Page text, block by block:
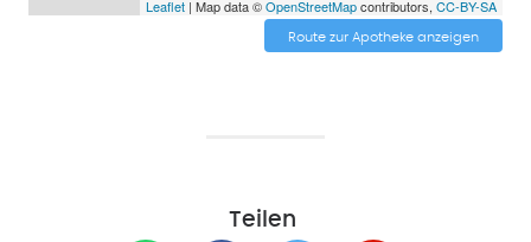
Leaflet| Map data ©OpenStreetMapcontributors, CC-BY-SA
Route zur Apotheke anzeigen
Teilen